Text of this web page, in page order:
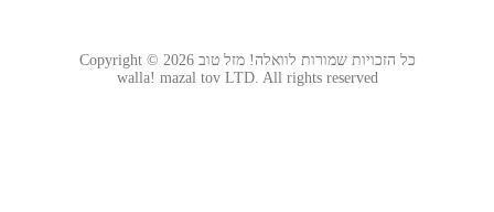
כל הזכויות שמורות לוואלה! מזל טוב Copyright © 2026
walla! mazal tov LTD. All rights reserved